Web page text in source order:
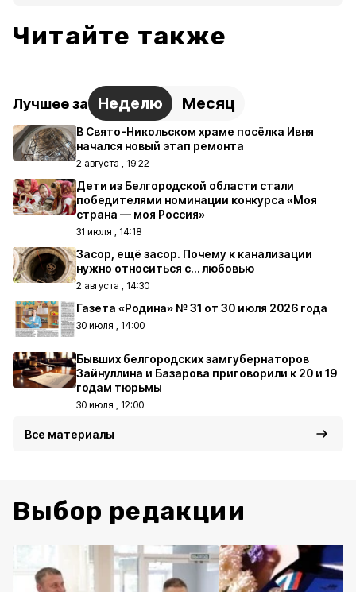
Читайте также
Лучшее за Неделю Месяц
В Свято-Никольском храме посёлка Ивня
начался новый этап ремонта
2 августа , 19:22
Дети из Белгородской области стали
победителями номинации конкурса «Моя
страна — моя Россия»
31 июля , 14:18
Засор, ещё засор. Почему к канализации
нужно относиться с… любовью
2 августа , 14:30
Газета «Родина» № 31 от 30 июля 2026 года
30 июля , 14:00
Бывших белгородских замгубернаторов
Зайнуллина и Базарова приговорили к 20 и 19
годам тюрьмы
30 июля , 12:00
Все материалы
Выбор редакции